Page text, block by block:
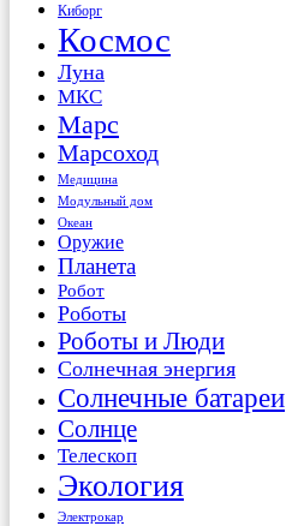
Киборг
Космос
Луна
МКС
Марс
Марсоход
Медицина
Модульный дом
Океан
Оружие
Планета
Робот
Роботы
Роботы и Люди
Солнечная энергия
Солнечные батареи
Солнце
Телескоп
Экология
Электрокар